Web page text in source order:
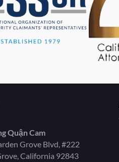
Quận Cam
Grove Blvd, #222
California 92843